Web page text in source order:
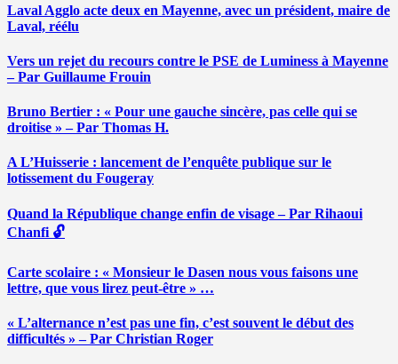
Laval Agglo acte deux en Mayenne, avec un président, maire de
Laval, réélu
Vers un rejet du recours contre le PSE de Luminess à Mayenne
– Par Guillaume Frouin
Bruno Bertier : « Pour une gauche sincère, pas celle qui se
droitise » – Par Thomas H.
A L’Huisserie : lancement de l’enquête publique sur le
lotissement du Fougeray
Quand la République change enfin de visage – Par Rihaoui
Chanfi 🔓
Carte scolaire : « Monsieur le Dasen nous vous faisons une
lettre, que vous lirez peut-être » …
« L’alternance n’est pas une fin, c’est souvent le début des
difficultés » – Par Christian Roger